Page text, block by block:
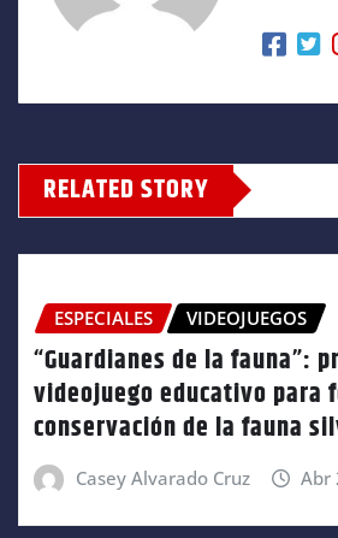
RELATED STORY
ESPECIALES VIDEOJUEGOS
“Guardianes de la fauna”:
videojuego educativo para
conservación de la fauna
Casey Alvarado Cruz Abr